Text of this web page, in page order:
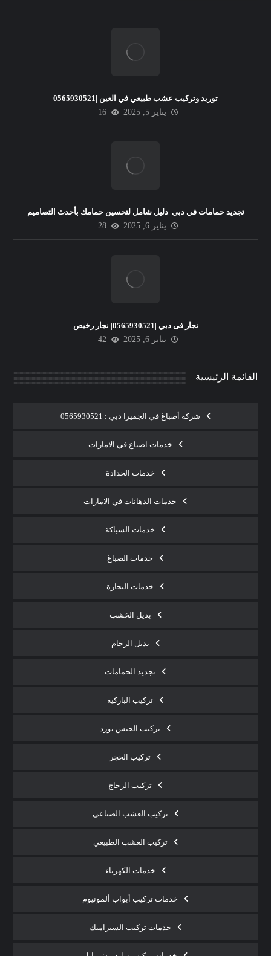
توريد وتركيب عشب طبيعي في العين |0565930521
يناير 5, 2025
16
تجديد حمامات في دبي |دليل شامل لتحسين حمامك بأحدث التصاميم
يناير 6, 2025
28
نجار فى دبي |0565930521| نجار رخيص
يناير 6, 2025
42
القائمة الرئيسية
شركة أصباغ في الجميرا دبي : 0565930521
خدمات اصباغ في الامارات
خدمات الحدادة
خدمات الدهانات في الامارات
خدمات السباكة
خدمات الصباغ
خدمات النجارة
بديل الخشب
بديل الرخام
تجديد الحمامات
تركيب الباركيه
تركيب الجبس بورد
تركيب الحجر
تركيب الزجاج
تركيب العشب الصناعي
تركيب العشب الطبيعي
خدمات الكهرباء
خدمات تركيب أبواب ألمونيوم
خدمات تركيب السيراميك